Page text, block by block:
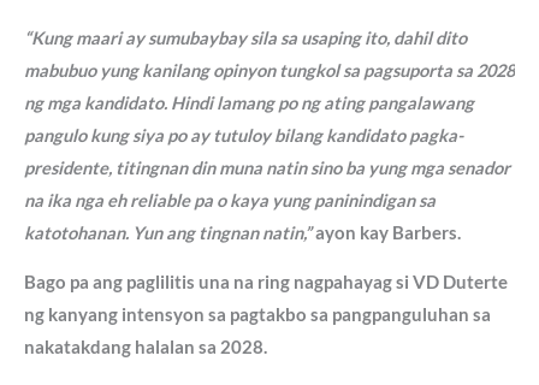
“Kung maari ay sumubaybay sila sa usaping ito, dahil dito
mabubuo yung kanilang opinyon tungkol sa pagsuporta sa 2028
ng mga kandidato. Hindi lamang po ng ating pangalawang
pangulo kung siya po ay tutuloy bilang kandidato pagka-
presidente, titingnan din muna natin sino ba yung mga senador
na ika nga eh reliable pa o kaya yung paninindigan sa
katotohanan. Yun ang tingnan natin,”ayon kay Barbers.
Bago pa ang paglilitis una na ring nagpahayag si VD Duterte
ng kanyang intensyon sa pagtakbo sa pangpanguluhan sa
nakatakdang halalan sa 2028.